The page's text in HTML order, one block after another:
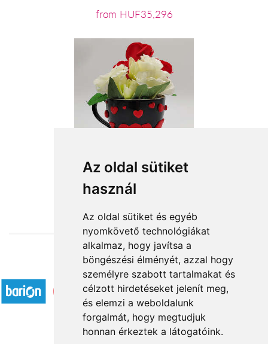
Az oldal sütiket
használ
Az oldal sütiket és egyéb
nyomkövető technológiákat
alkalmaz, hogy javítsa a
böngészési élményét, azzal hogy
személyre szabott tartalmakat és
célzott hirdetéseket jelenít meg,
és elemzi a weboldalunk
forgalmát, hogy megtudjuk
honnan érkeztek a látogatóink.
from HUF35,296
from HUF11,360
Accepted payment methods